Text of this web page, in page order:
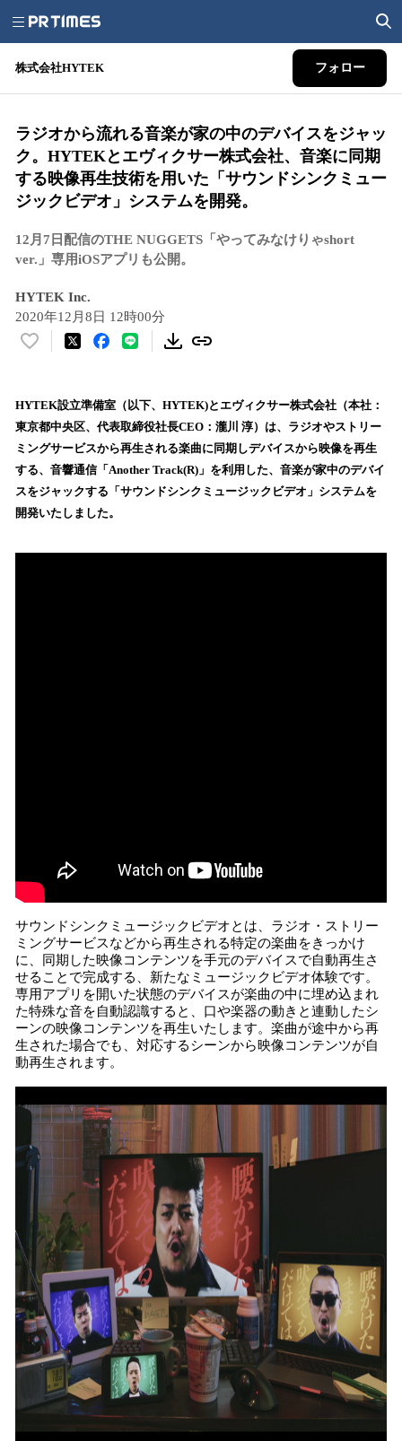
株式会社HYTEK フォロー
ラジオから流れる音楽が家の中のデバイスをジャッ
ク。HYTEKとエヴィクサー株式会社、音楽に同期
する映像再生技術を用いた「サウンドシンクミュー
ジックビデオ」システムを開発。
12月7日配信のTHE NUGGETS「やってみなけりゃshort
ver.」専用iOSアプリも公開。
HYTEK Inc.
2020年12月8日 12時00分
い
！
数
を
読
込
み
で
HYTEK設立準備室（以下、HYTEK)とエヴィクサー株式会社（本社：
東京都中央区、代表取締役社長CEO：瀧川 淳）は、ラジオやストリー
ミングサービスから再生される楽曲に同期しデバイスから映像を再生
する、音響通信「Another Track(R)」を利用した、音楽が家中のデバイ
スをジャックする「サウンドシンクミュージックビデオ」システムを
開発いたしました。
サウンドシンクミュージックビデオとは、ラジオ・ストリー
ミングサービスなどから再生される特定の楽曲をきっかけ
に、同期した映像コンテンツを手元のデバイスで自動再生さ
せることで完成する、新たなミュージックビデオ体験です。
専用アプリを開いた状態のデバイスが楽曲の中に埋め込まれ
た特殊な音を自動認識すると、口や楽器の動きと連動したシ
ーンの映像コンテンツを再生いたします。楽曲が途中から再
生された場合でも、対応するシーンから映像コンテンツが自
動再生されます。